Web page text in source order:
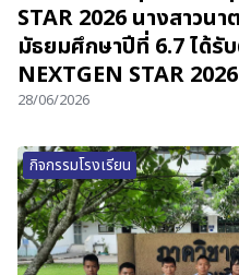
STAR 2026 นางสาวนา
มัธยมศึกษาปีที่ 6.7 ได้รั
NEXTGEN STAR
28/06/2026
กิจกรรมโรงเรียน